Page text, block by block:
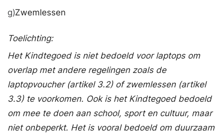
g)Zwemlessen
Toelichting:
Het Kindtegoed is niet bedoeld voor laptops om
overlap met andere regelingen zoals de
laptopvoucher (artikel 3.2) of zwemlessen (artikel
3.3) te voorkomen. Ook is het Kindtegoed bedoeld
om mee te doen aan school, sport en cultuur, maar
niet onbeperkt. Het is vooral bedoeld om duurzaam